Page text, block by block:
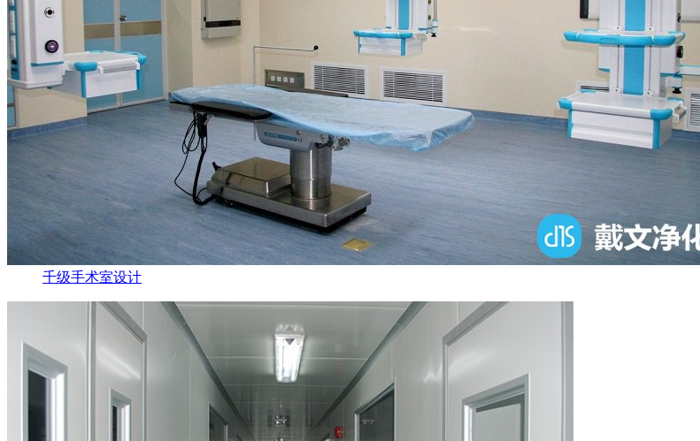
千级手术室设计